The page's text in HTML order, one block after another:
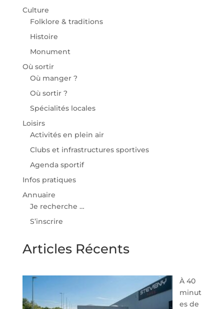
Culture
Folklore & traditions
Histoire
Monument
Où sortir
Où manger ?
Où sortir ?
Spécialités locales
Loisirs
Activités en plein air
Clubs et infrastructures sportives
Agenda sportif
Infos pratiques
Annuaire
Je recherche …
S’inscrire
Articles Récents
À 40
minut
es de